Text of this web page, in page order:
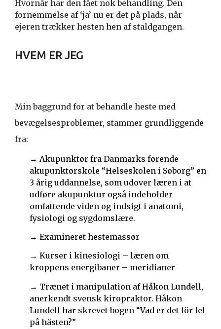
Hvornår har den fået nok behandling. Den
fornemmelse af ‘ja’ nu er det på plads, når
ejeren trækker hesten hen af staldgangen.
HVEM ER JEG
Min baggrund for at behandle heste med
bevægelsesproblemer, stammer grundliggende
fra:
→ Akupunktør fra Danmarks førende
akupunktørskole “Helseskolen i Søborg” en
3 årig uddannelse, som udover læren i at
udføre akupunktur også indeholder
omfattende viden og indsigt i anatomi,
fysiologi og sygdomslære.
→ Examineret hestemassør
→ Kurser i kinesiologi – læren om
kroppens energibaner – meridianer
→ Trænet i manipulation af Håkon Lundell,
anerkendt svensk kiropraktor. Håkon
Lundell har skrevet bogen “Vad er det för fel
på hästen?”